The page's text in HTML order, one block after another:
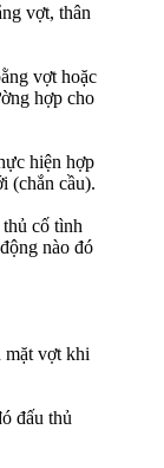
vợt, thân
vợt hoặc
hợp cho
hiện hợp
(chắn cầu).
cố tình
nào đó
mặt vợt khi
đấu thủ